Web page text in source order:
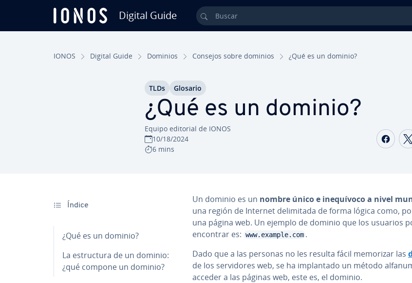
Digital Guide Buscar
IONOS Digital Guide Dominios Consejos sobre dominios ¿Qué es un dominio?
¿Qué es un dominio?
Equipo editorial de IONOS
10/18/2024
6 mins
TLDs Glosario
Índice
¿Qué es un dominio?
La es­tru­c­tu­ra de un dominio:
¿qué compone un dominio?
Un dominio es un nombre único e ine­quí­vo­co a nivel
una región de Internet de­li­mi­ta­da de forma lógica como,
una página web. Un ejemplo de dominio que los usuarios
encontrar es: www.example.com .
Dado que a las personas no les resulta fácil memorizar las
de los se­r­vi­do­res web, se ha im­pla­n­ta­do un método
acceder a las páginas web, este es, el dominio.